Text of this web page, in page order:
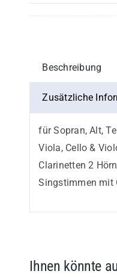
Beschreibung
Zusätzliche
für Sopran, Alt,
Viola, Cello &
Clarinetten 2
Singstimmen mit
Ihnen könnte